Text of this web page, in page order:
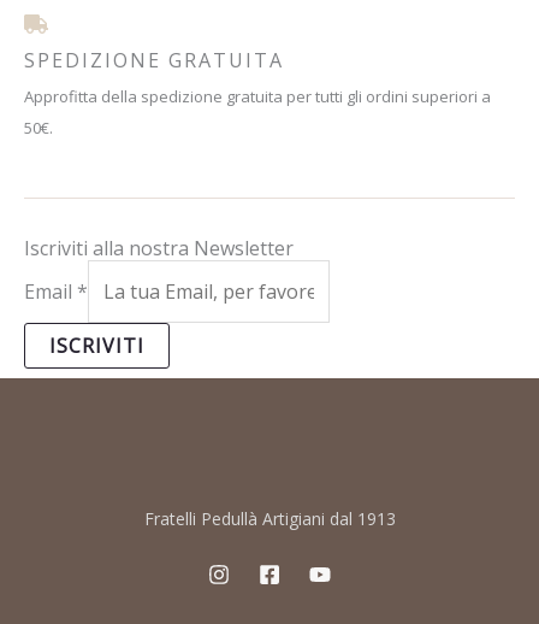
SPEDIZIONE GRATUITA
Approfitta della spedizione gratuita per tutti gli ordini superiori a
50€.
Iscriviti alla nostra Newsletter
Email *
ISCRIVITI
Fratelli Pedullà Artigiani dal 1913